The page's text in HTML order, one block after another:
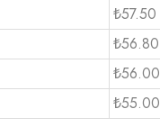
₺57.50
₺56.80
₺56.00
₺55.00